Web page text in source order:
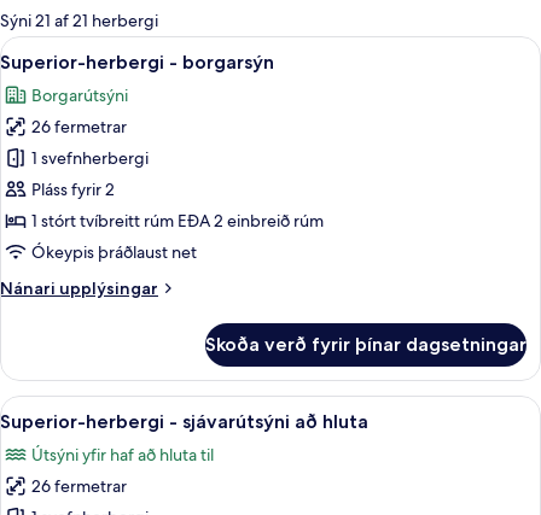
boði
fyrir
herbergi
Sýni 21 af 21 herbergi
Skoða
allar
myndir
fyrir
Superior-
herbergi
-
borgarsýn
Superior-herbergi - borgarsýn |
6
Superior-herbergi - borgarsýn
Borgarútsýni
26 fermetrar
1 svefnherbergi
Pláss fyrir 2
1 stórt tvíbreitt rúm EÐA 2 einbreið rúm
Ókeypis þráðlaust net
Nánari upplýsingar
Nánari
herbergi
borgarsýn
Skoða verð fyrir þínar dagsetningar
Skoða
allar
myndir
fyrir
Superior-herbergi - sjávarútsýni að
7
Superior-herbergi - sjávarútsýni að hluta
Útsýni yfir haf að hluta til
26 fermetrar